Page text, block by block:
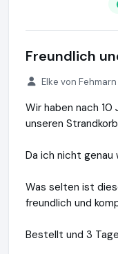
Freundlich
Elke von Fehmarn
Wir haben nach 10
unseren
Da ich nicht
Was selten ist
freundlich und
Bestellt und 3